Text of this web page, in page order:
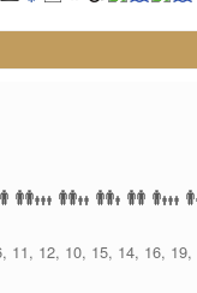
11, 12, 10, 15, 14, 16, 19,